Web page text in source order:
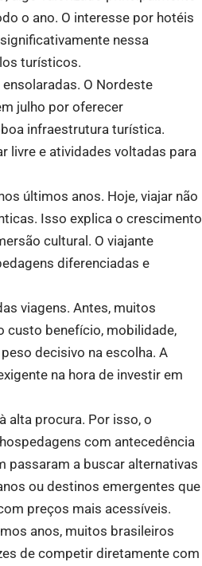
o ano. O interesse por hotéis
nessa
turísticos.
O Nordeste
julho por oferecer
infraestrutura turística.
livre e atividades voltadas para
últimos anos. Hoje, viajar não
Isso explica o crescimento
cultural. O viajante
diferenciadas e
viagens. Antes, muitos
custo benefício, mobilidade,
decisivo na escolha. A
na hora de investir em
alta procura. Por isso, o
com antecedência
passaram a buscar alternativas
ou destinos emergentes que
preços mais acessíveis.
anos, muitos brasileiros
de competir diretamente com